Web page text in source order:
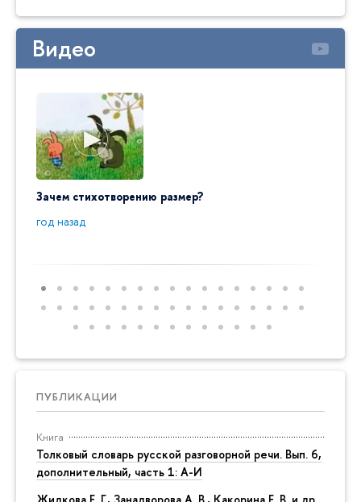
Видео
Зачем стихотворению размер?
год назад
ПУБЛИКАЦИИ
Книга
Толковый словарь русской разговорной речи. Вып. 6,
дополнительный, часть 1: А-И
Жидкова Е. Г., Занадворова А. В., Какорина Е. В. и др.